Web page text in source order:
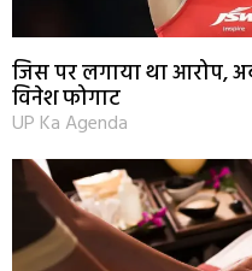
जिस पर लगाया था आरोप,
विनेश फोगाट
UP Ka Agenda